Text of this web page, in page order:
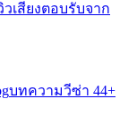
วเสียงตอบรับจาก
บทความวีซ่า 44+